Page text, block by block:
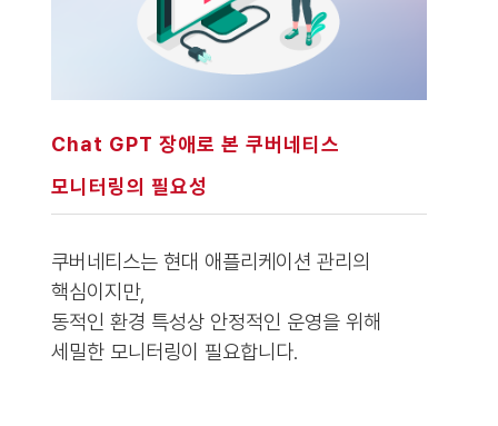
Chat GPT 장애로 본 쿠버네티스
모니터링의 필요성
쿠버네티스는 현대 애플리케이션 관리의
핵심이지만,
동적인 환경 특성상 안정적인 운영을 위해
세밀한 모니터링이 필요합니다.